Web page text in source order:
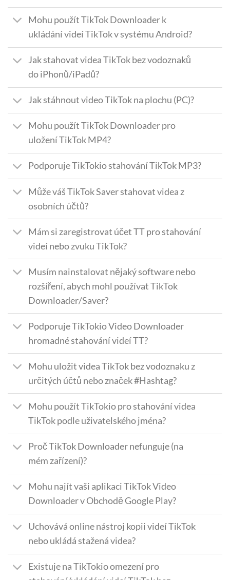
Mohu použít TikTok Downloader k
ukládání videí TikTok v systému Android?
Jak stahovat videa TikTok bez vodoznaků
do iPhonů/iPadů?
Jak stáhnout video TikTok na plochu (PC)?
Mohu použít TikTok Downloader pro
uložení TikTok MP4?
Podporuje TikTokio stahování TikTok MP3?
Může váš TikTok Saver stahovat videa z
osobních účtů?
Mám si zaregistrovat účet TT pro stahování
videí nebo zvuku TikTok?
Musím nainstalovat nějaký software nebo
rozšíření, abych mohl používat TikTok
Downloader/Saver?
Podporuje TikTokio Video Downloader
hromadné stahování videí TT?
Mohu uložit videa TikTok bez vodoznaku z
určitých účtů nebo značek #Hashtag?
Mohu použít TikTokio pro stahování videa
TikTok podle uživatelského jména?
Proč TikTok Downloader nefunguje (na
mém zařízení)?
Mohu najít vaši aplikaci TikTok Video
Downloader v Obchodě Google Play?
Uchovává online nástroj kopii videí TikTok
nebo ukládá stažená videa?
Existuje na TikTokio omezení pro